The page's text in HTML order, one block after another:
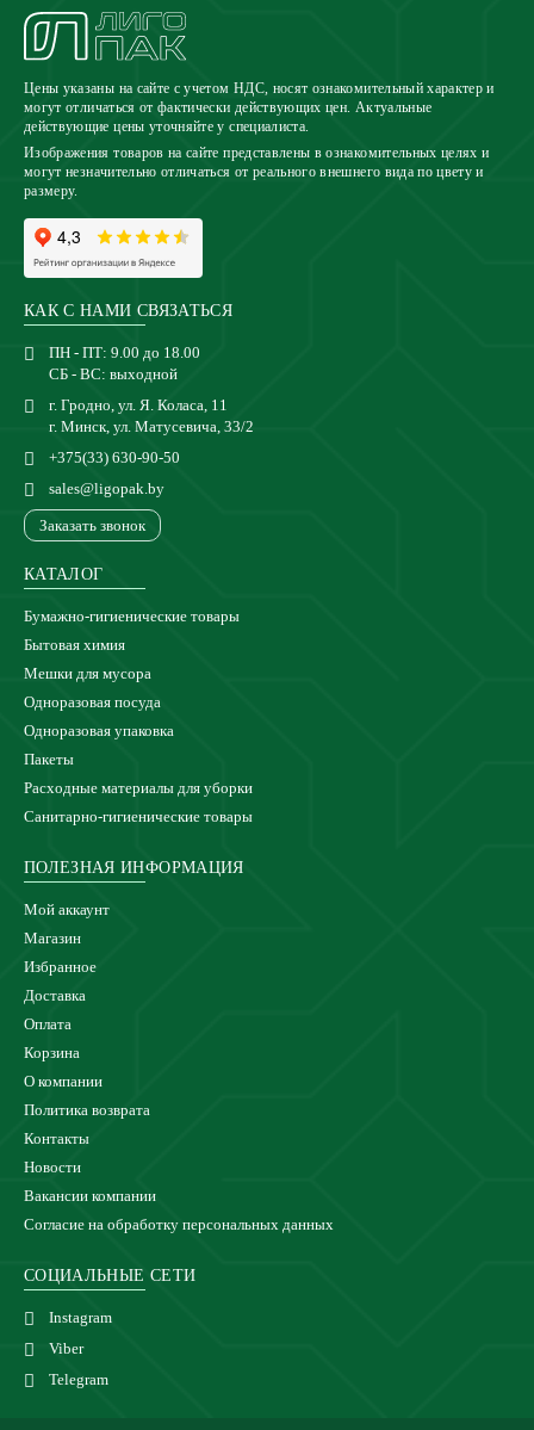
Цены указаны на сайте с учетом НДС, носят ознакомительный характер и
могут отличаться от фактически действующих цен. Актуальные
действующие цены уточняйте у специалиста.
Изображения товаров на сайте представлены в ознакомительных целях и
могут незначительно отличаться от реального внешнего вида по цвету и
размеру.
КАК С НАМИ СВЯЗАТЬСЯ
ПН - ПТ: 9.00 до 18.00
СБ - ВС: выходной
г. Гродно, ул. Я. Коласа, 11
г. Минск, ул. Матусевича, 33/2
+375(33) 630-90-50
sales@ligopak.by
Заказать звонок
КАТАЛОГ
Бумажно-гигиенические товары
Бытовая химия
Мешки для мусора
Одноразовая посуда
Одноразовая упаковка
Пакеты
Расходные материалы для уборки
Санитарно-гигиенические товары
ПОЛЕЗНАЯ ИНФОРМАЦИЯ
Мой аккаунт
Магазин
Избранное
Доставка
Оплата
Корзина
О компании
Политика возврата
Контакты
Новости
Вакансии компании
Согласие на обработку персональных данных
СОЦИАЛЬНЫЕ СЕТИ
Instagram
Viber
Telegram